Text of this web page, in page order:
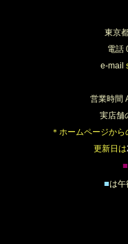
東京
電話
e-mail
営業時
実店舗
＊ホームページから
更新日は
■
■は午